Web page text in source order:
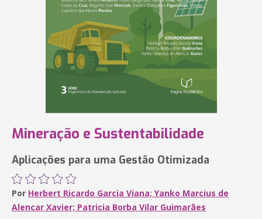
Mineração e Sustentabilidade
Aplicações para uma Gestão Otimizada
Por Herbert Ricardo Garcia Viana; Yanko Marcius de
Alencar Xavier; Patricia Borba Vilar Guimarães